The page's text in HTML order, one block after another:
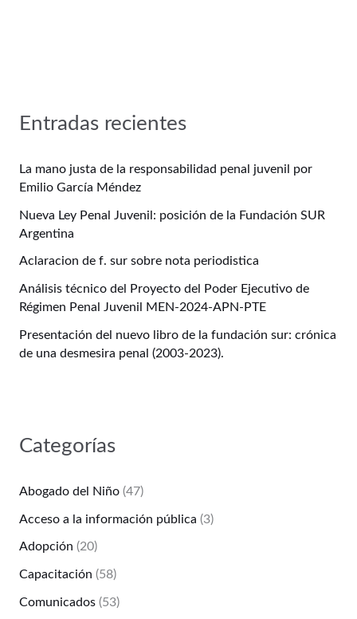
Entradas recientes
La mano justa de la responsabilidad penal juvenil por
Emilio García Méndez
Nueva Ley Penal Juvenil: posición de la Fundación SUR
Argentina
Aclaracion de f. sur sobre nota periodistica
Análisis técnico del Proyecto del Poder Ejecutivo de
Régimen Penal Juvenil MEN-2024-APN-PTE
Presentación del nuevo libro de la fundación sur: crónica
de una desmesira penal (2003-2023).
Categorías
Abogado del Niño(47)
Acceso a la información pública (3)
Adopción (20)
Capacitación (58)
Comunicados(53)